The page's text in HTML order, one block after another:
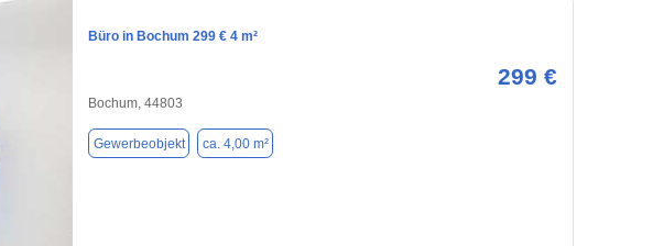
Büro in Bochum 299 € 4 m²
299 €
Bochum, 44803
Gewerbeobjekt ca. 4,00 m²